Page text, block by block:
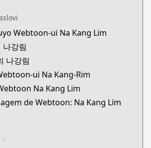
Webtoon-ui Na Kang Lim
나강림
나강림
ui Na Kang-Rim
Na Kang Lim
de Webtoon: Na Kang Lim